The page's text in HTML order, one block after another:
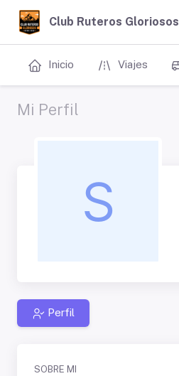
Club Ruteros Gloriosos
Inicio Viajes
Mi Perfil
Perfil
SOBRE MI